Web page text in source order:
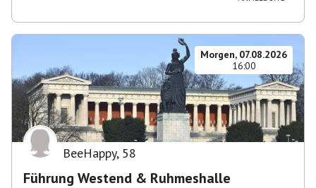
Morgen, 07.08.2026
16:00
BeeHappy, 58
Führung Westend & Ruhmeshalle